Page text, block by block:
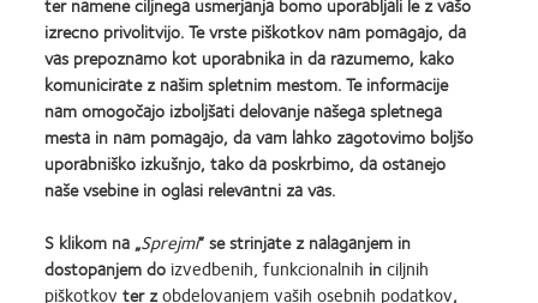
2. CVI, arhivski podatki 2024.
3. CooperVision, arhivski podatki, 2020. Podatkovna baza podatkov o pokritosti Rx
n = 120.406 oči za Rx z < 0,75DC; 14 do 70 let.
Za varnost pripomočka, opozorila, previdnostne ukrepe in lokalne zakonsko predpisane
informacije si preberite navodila za uporabo.
SA12443 / APP132148
Learn
more
Learn
more
Learn
more
Learn
more
Learn
more
more
izrecno privolitvijo. Te vrste piškotkov nam pomagajo, da
vas prepoznamo kot uporabnika in da razumemo, kako
komunicirate z našim spletnim mestom. Te informacije
nam omogočajo izboljšati delovanje našega spletnega
mesta in nam pomagajo, da vam lahko zagotovimo boljšo
uporabniško izkušnjo, tako da poskrbimo, da ostanejo
naše vsebine in oglasi relevantni za vas.
S klikom na „Sprejmi“ se strinjate z nalaganjem in
dostopanjem do izvedbenih, funkcionalnih inciljnih
piškotkov ter zobdelovanjem vaših osebnih podatkov,